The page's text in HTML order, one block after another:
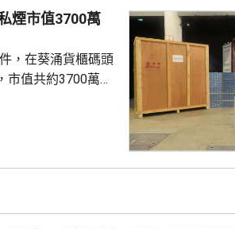
煙市值3700萬
，在葵涌貨櫃碼頭
市值共約3700萬
發現約534萬支懷
發現約278萬支懷